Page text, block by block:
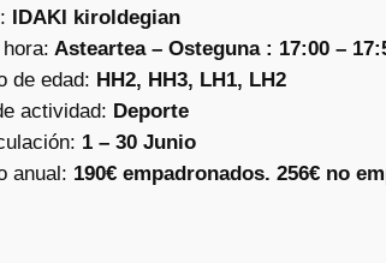
IDAKI kiroldegian
Asteartea – Osteguna : 17:00 –
de edad: HH2, HH3, LH1, LH2
actividad: Deporte
1 – 30 Junio
anual: 190€ empadronados. 256€ no